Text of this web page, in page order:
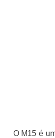
O M15 é